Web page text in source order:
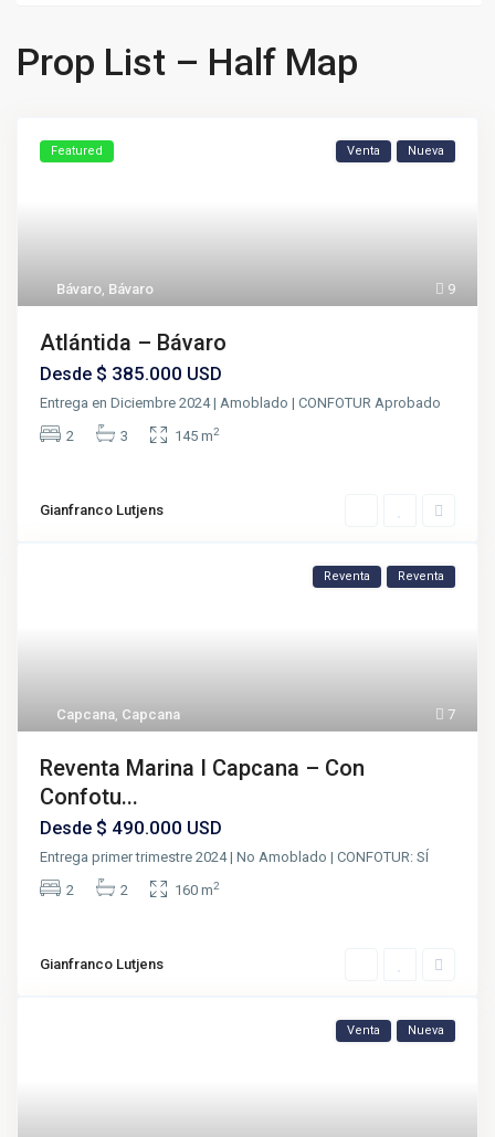
Prop List – Half Map
9
Bávaro, Bávaro
Featured Venta Nueva
Atlántida – Bávaro
Desde $ 385.000 USD
Entrega en Diciembre 2024 | Amoblado | CONFOTUR Aprobado
2
3 145 m2
Gianfranco Lutjens
7
Capcana, Capcana
Reventa Reventa
Reventa Marina I Capcana – Con
Confotu...
Desde $ 490.000 USD
Entrega primer trimestre 2024 | No Amoblado | CONFOTUR: SÍ
2
2 160 m2
Gianfranco Lutjens
Venta Nueva